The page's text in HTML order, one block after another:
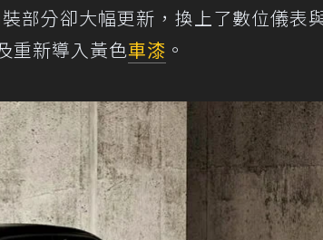
部分卻大幅更新，換上了數位儀表
重新導入黃色車漆 。